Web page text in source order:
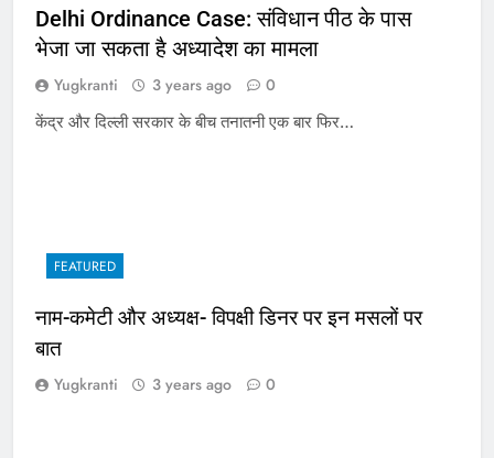
Delhi Ordinance Case: संविधान पीठ के पास
भेजा जा सकता है अध्यादेश का मामला
Yugkranti 3 years ago 0
केंद्र और दिल्ली सरकार के बीच तनातनी एक बार फिर…
FEATURED
नाम-कमेटी और अध्यक्ष- विपक्षी डिनर पर इन मसलों पर
बात
Yugkranti 3 years ago 0